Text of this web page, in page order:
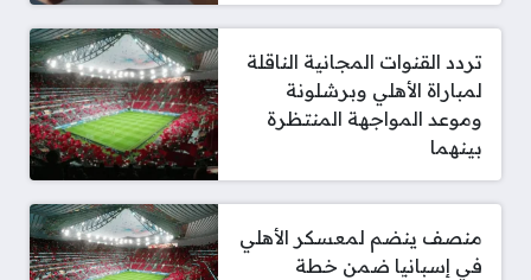
تردد القنوات المجانية الناقلة
لمباراة الأهلي وبرشلونة
وموعد المواجهة المنتظرة
بينهما
منصف ينضم لمعسكر الأهلي
في إسبانيا ضمن خطة